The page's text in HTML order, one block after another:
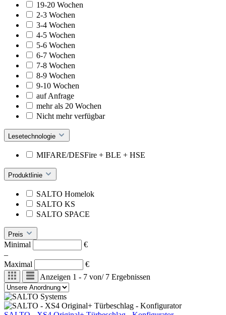
19-20 Wochen
2-3 Wochen
3-4 Wochen
4-5 Wochen
5-6 Wochen
6-7 Wochen
7-8 Wochen
8-9 Wochen
9-10 Wochen
auf Anfrage
mehr als 20 Wochen
Nicht mehr verfügbar
Lesetechnologie
MIFARE/DESFire + BLE + HSE
Produktlinie
SALTO Homelok
SALTO KS
SALTO SPACE
Preis
Minimal
€
–
Maximal
€
Anzeigen 1 - 7 von/7 Ergebnissen